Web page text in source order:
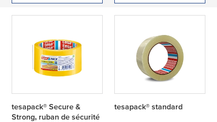
tesapack® Secure &
Strong, ruban de sécurité
tesapack® standard